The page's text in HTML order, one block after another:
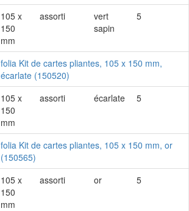
105 x
150
mm
assorti
vert
sapin
5
folia Kit de cartes pliantes, 105 x 150 mm,
écarlate (150520)
105 x
150
mm
assorti écarlate 5
folia Kit de cartes pliantes, 105 x 150 mm, or
(150565)
105 x
150
mm
assorti or 5